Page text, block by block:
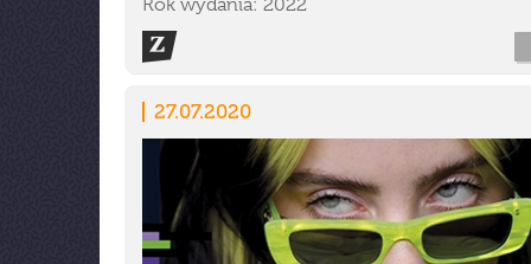
Rok wydania: 2022
27.07.2020